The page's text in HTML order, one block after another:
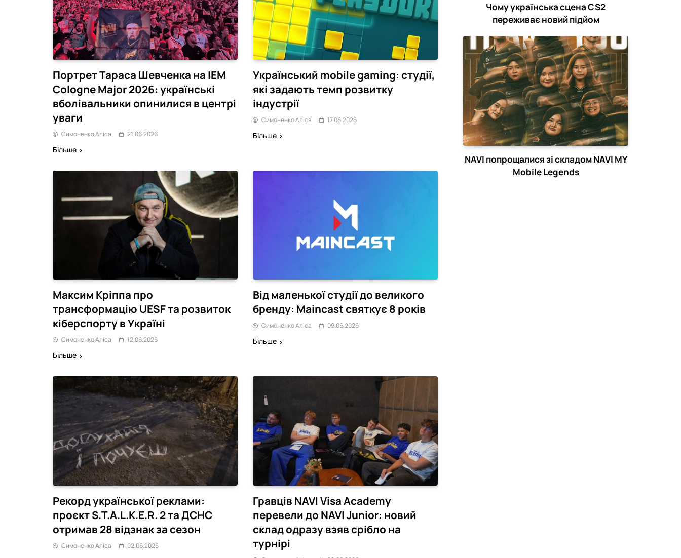
Портрет Тараса Шевченка на IEM
Cologne Major 2026: українські
вболівальники опинилися в центрі
уваги
Симоненко Аліса 21.06.2026
Більше
Український mobile gaming: студії,
які задають темп розвитку
індустрії
Симоненко Аліса 17.06.2026
Більше
Максим Кріппа про
трансформацію UESF та розвиток
кіберспорту в Україні
Симоненко Аліса 12.06.2026
Більше
Від маленької студії до великого
бренду: Maincast святкує 8 років
Симоненко Аліса 09.06.2026
Більше
Рекорд української реклами:
проєкт S.T.A.L.K.E.R. 2 та ДСНС
отримав 28 відзнак за сезон
Симоненко Аліса 02.06.2026
Гравців NAVI Visa Academy
перевели до NAVI Junior: новий
склад одразу взяв срібло на
турнірі
Чому українська сцена CS2
переживає новий підйом
NAVI попрощалися зі складом NAVI MY
Mobile Legends